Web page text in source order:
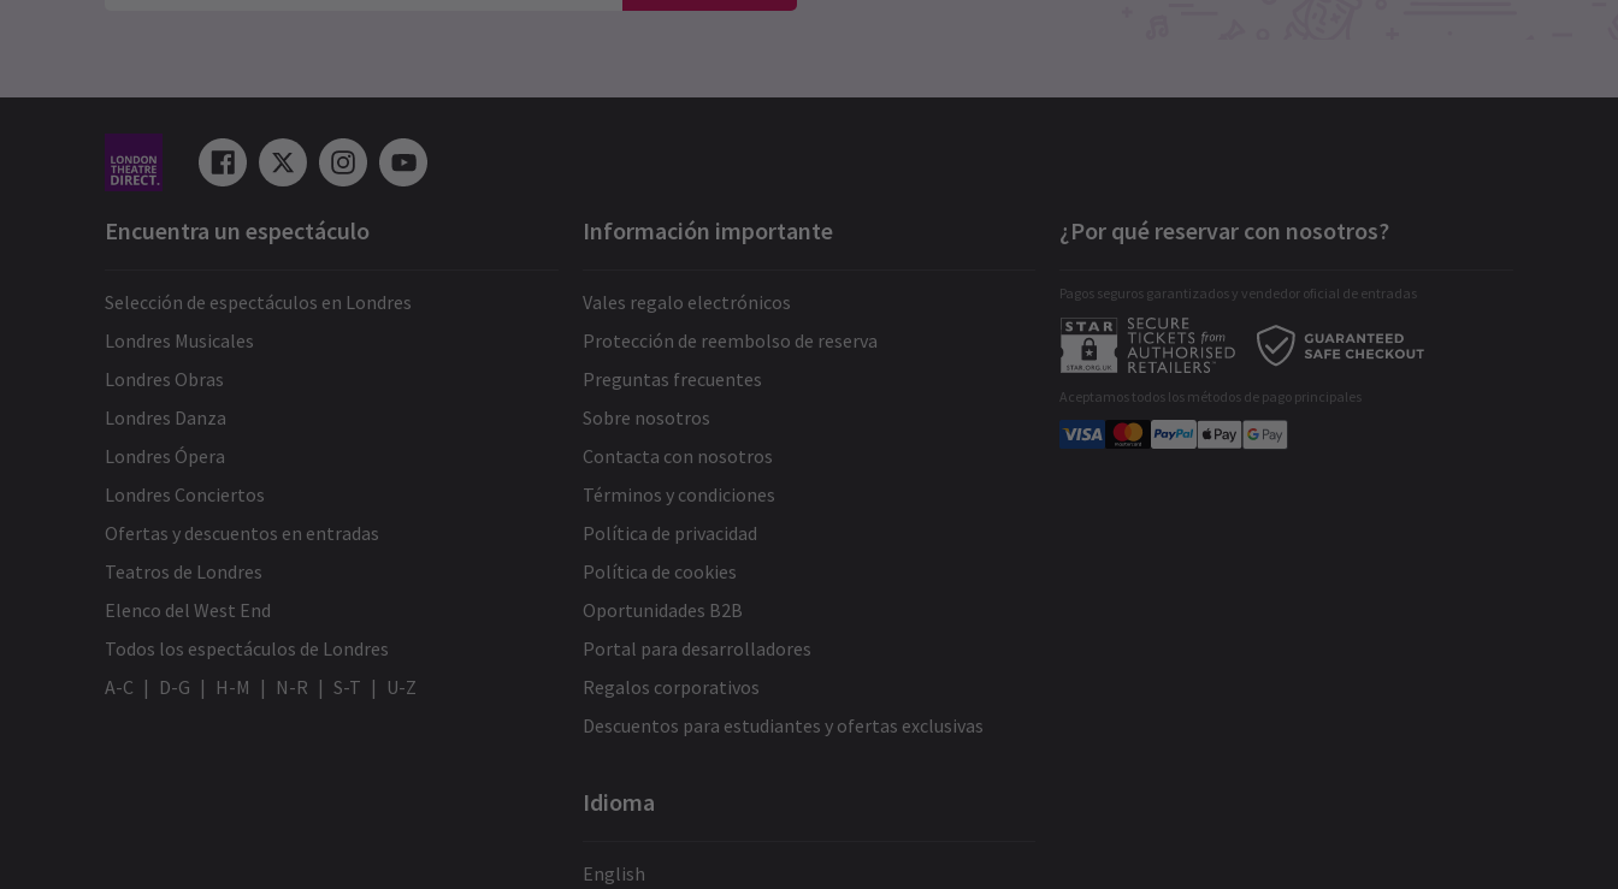
Encuentra un espectáculo
Selección de espectáculos en Londres
Londres Musicales
Londres Obras
Londres Danza
Londres Ópera
Londres Conciertos
Ofertas y descuentos en entradas
Teatros de Londres
Elenco del West End
Todos los espectáculos de Londres
A-C
D-G H-M N-R S-T U-Z
Información importante
Vales regalo electrónicos
Protección de reembolso de reserva
Preguntas frecuentes
Sobre nosotros
Contacta con nosotros
Términos y condiciones
Política de privacidad
Política de cookies
Oportunidades B2B
Portal para desarrolladores
Regalos corporativos
Descuentos para estudiantes y ofertas exclusivas
Idioma
English
¿Por qué reservar con nosotros?
Pagos seguros garantizados y vendedor oficial de entradas
Aceptamos todos los métodos de pago principales